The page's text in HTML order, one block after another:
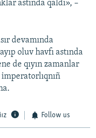
astında qaldı», –
devamında
oluv havfı astında
de qıyın zamanlar
Follow us